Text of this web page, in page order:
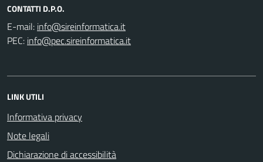
CONTATTI D.P.O.
E-mail:
PEC:
LINK UTILI
Informativa privacy
Note legali
Dichiarazione di accessibilità